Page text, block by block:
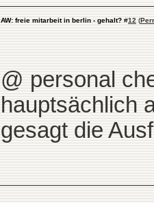
AW: freie mitarbeit in berlin - gehalt? #12 (
@ personal
hauptsächlich
gesagt die